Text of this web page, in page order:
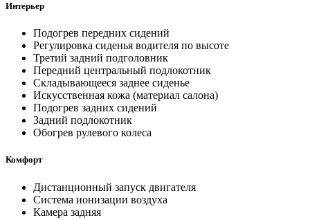
Интерьер
Подогрев передних сидений
Регулировка сиденья водителя по высоте
Третий задний подголовник
Передний центральный подлокотник
Складывающееся заднее сиденье
Искусственная кожа (материал салона)
Подогрев задних сидений
Задний подлокотник
Обогрев рулевого колеса
Комфорт
Дистанционный запуск двигателя
Система ионизации воздуха
Камера задняя